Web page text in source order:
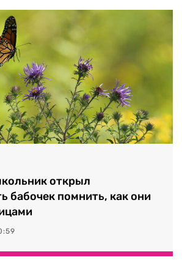
открыл
бабочек помнить, как они